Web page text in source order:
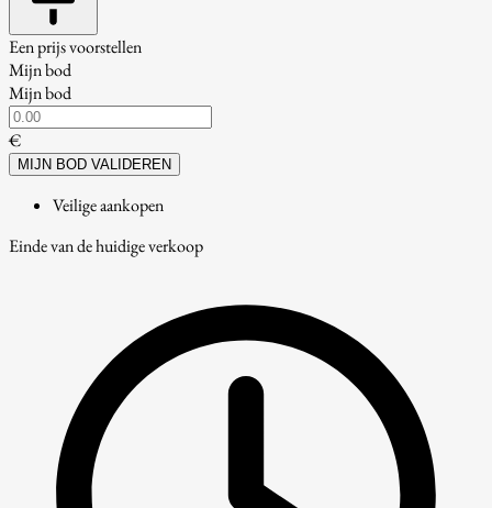
Een prijs voorstellen
Mijn bod
Mijn bod
€
MIJN BOD VALIDEREN
Veilige aankopen
Einde van de huidige verkoop